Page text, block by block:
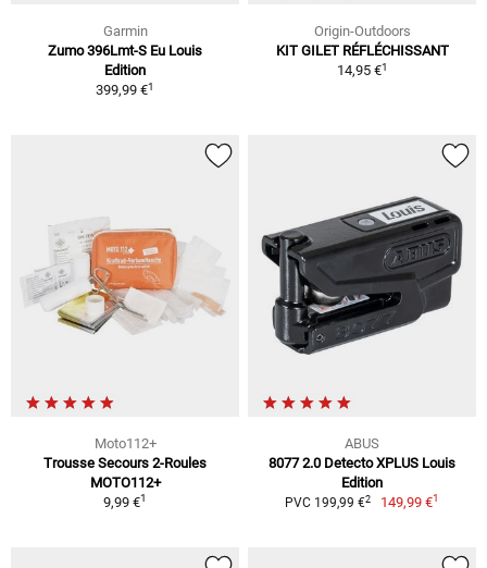
Garmin
Zumo 396Lmt-S Eu Louis
Edition
399,99 €1
Origin-Outdoors
KIT GILET RÉFLÉCHISSANT
14,95 €1
Moto112+
Trousse Secours 2-Roules
MOTO112+
9,99 €1
ABUS
8077 2.0 Detecto XPLUS Louis
Edition
PVC 199,99 €2 149,99 €1